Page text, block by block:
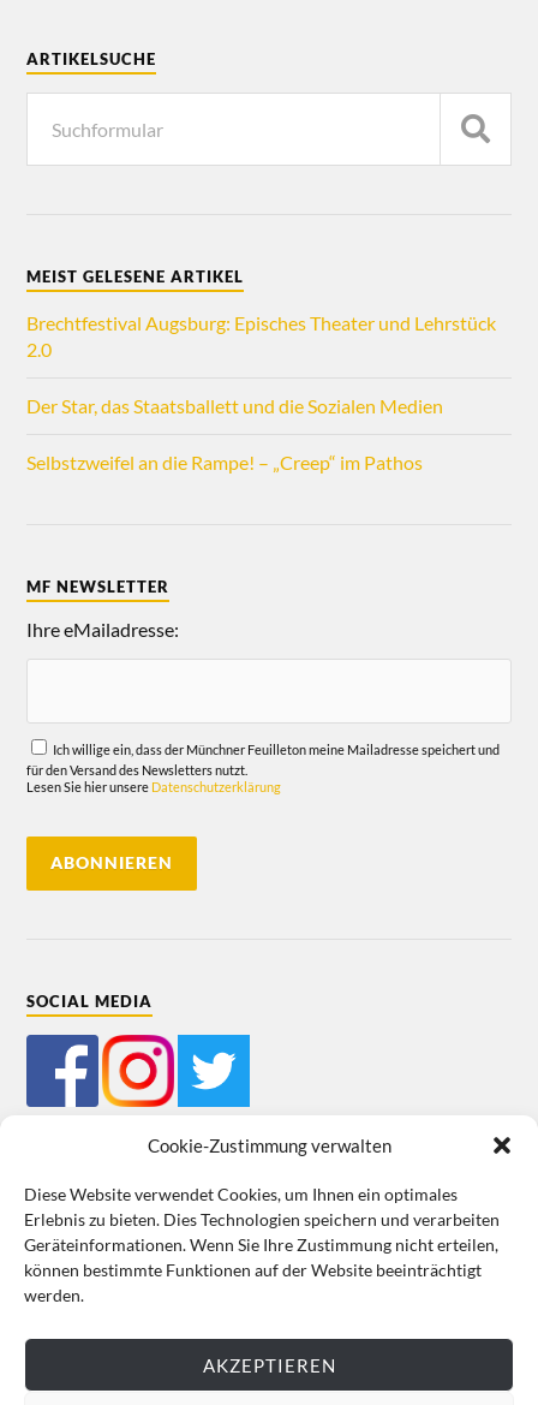
Cookie-Zustimmung verwalten
Diese Website verwendet Cookies, um Ihnen ein optimales
Erlebnis zu bieten. Dies Technologien speichern und verarbeiten
Geräteinformationen. Wenn Sie Ihre Zustimmung nicht erteilen,
können bestimmte Funktionen auf der Website beeinträchtigt
werden.
AKZEPTIEREN
ARTIKELSUCHE
MEIST GELESENE ARTIKEL
Brechtfestival Augsburg: Episches Theater und Lehrstück
2.0
Der Star, das Staatsballett und die Sozialen Medien
Selbstzweifel an die Rampe! – „Creep“ im Pathos
MF NEWSLETTER
Ihre eMailadresse:
Ich willige ein, dass der Münchner Feuilleton meine Mailadresse speichert und
für den Versand des Newsletters nutzt.
Lesen Sie hier unsere Datenschutzerklärung
SOCIAL MEDIA
Mein Bestellkonto Kundeninformationen Datenschutz
Cookie-Richtlinie (EU) Impressum
VERTRAG WIDERRUFEN